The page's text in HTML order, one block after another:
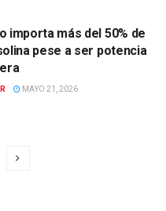
importa más del 50% de
pese a ser potencia
MAYO 21, 2026